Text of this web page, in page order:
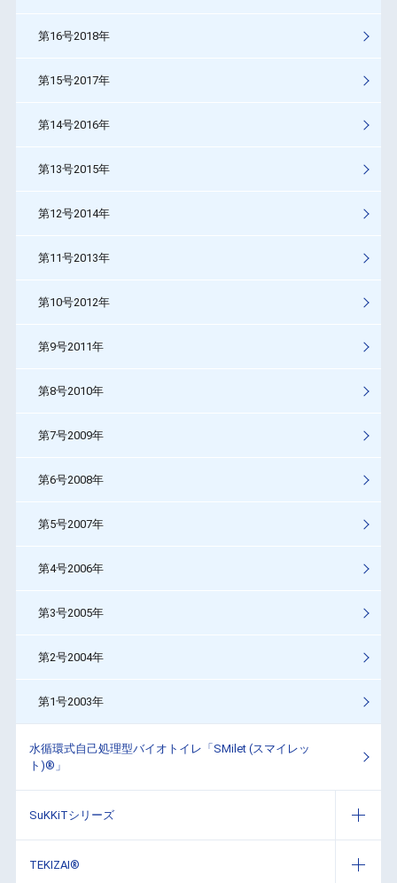
第16号2018年
第15号2017年
第14号2016年
第13号2015年
第12号2014年
第11号2013年
第10号2012年
第9号2011年
第8号2010年
第7号2009年
第6号2008年
第5号2007年
第4号2006年
第3号2005年
第2号2004年
第1号2003年
水循環式自己処理型バイオトイレ「SMilet (スマイレッ
ト)®」
SuKKiTシリーズ
TEKIZAI®